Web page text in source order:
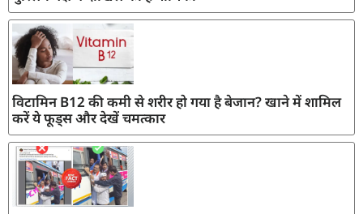
विटामिन B12 की कमी से शरीर हो गया है बेजान? खाने में शामिल
करें ये फूड्स और देखें चमत्कार